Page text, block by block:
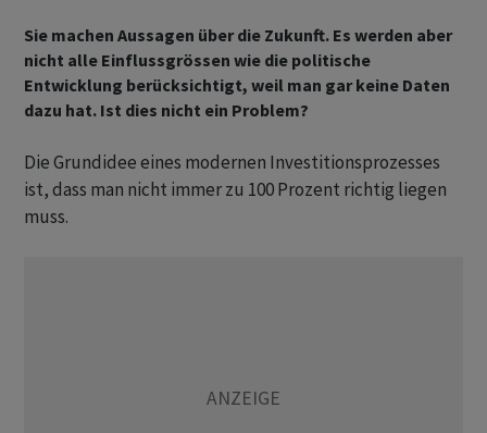
Sie machen Aussagen über die Zukunft. Es werden aber
nicht alle Einflussgrössen wie die politische
Entwicklung berücksichtigt, weil man gar keine Daten
dazu hat. Ist dies nicht ein Problem?
Die Grundidee eines modernen Investitionsprozesses
ist, dass man nicht immer zu 100 Prozent richtig liegen
muss.